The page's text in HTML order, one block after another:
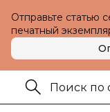
Отправьте статью
печатный